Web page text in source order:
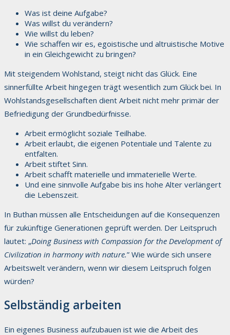
Was ist deine Aufgabe?
Was willst du verändern?
Wie willst du leben?
Wie schaffen wir es, egoistische und altruistische Motive
in ein Gleichgewicht zu bringen?
Mit steigendem Wohlstand, steigt nicht das Glück. Eine
sinnerfüllte Arbeit hingegen trägt wesentlich zum Glück bei. In
Wohlstandsgesellschaften dient Arbeit nicht mehr primär der
Befriedigung der Grundbedürfnisse.
Arbeit ermöglicht soziale Teilhabe.
Arbeit erlaubt, die eigenen Potentiale und Talente zu
entfalten.
Arbeit stiftet Sinn.
Arbeit schafft materielle und immaterielle Werte.
Und eine sinnvolle Aufgabe bis ins hohe Alter verlängert
die Lebenszeit.
In Buthan müssen alle Entscheidungen auf die Konsequenzen
für zukünftige Generationen geprüft werden. Der Leitspruch
lautet: „Doing Business with Compassion for the Development of
Civilization in harmony with nature.” Wie würde sich unsere
Arbeitswelt verändern, wenn wir diesem Leitspruch folgen
würden?
Selbständig arbeiten
Ein eigenes Business aufzubauen ist wie die Arbeit des